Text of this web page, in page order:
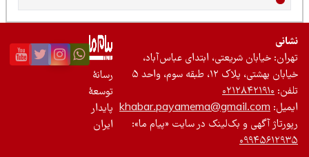
خیابان شریعتی، ابتدای عباس‌آباد،
بهشتی، پلاک ۱۲، طبقه سوم، واحد ۵
۰۲۱۲۸۴۲۱۹۱۰
khabar.payamema@gmail.com
آگهی و بک‌لینک در سایت «پیام ما»:
رسانۀ
توسعۀ
پایدار
ایران